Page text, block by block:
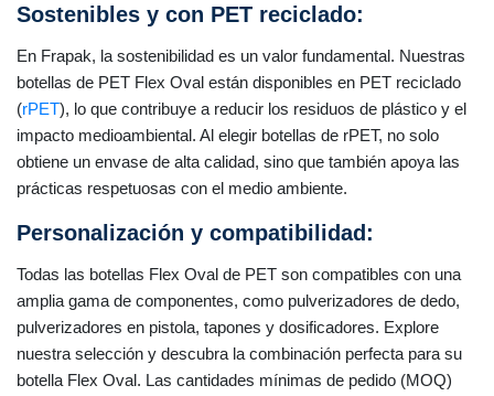
Sostenibles y con PET reciclado:
En Frapak, la sostenibilidad es un valor fundamental. Nuestras
botellas de PET Flex Oval están disponibles en PET reciclado
(rPET), lo que contribuye a reducir los residuos de plástico y el
impacto medioambiental. Al elegir botellas de rPET, no solo
obtiene un envase de alta calidad, sino que también apoya las
prácticas respetuosas con el medio ambiente.
Personalización y compatibilidad:
Todas las botellas Flex Oval de PET son compatibles con una
amplia gama de componentes, como pulverizadores de dedo,
pulverizadores en pistola, tapones y dosificadores. Explore
nuestra selección y descubra la combinación perfecta para su
botella Flex Oval. Las cantidades mínimas de pedido (MOQ)